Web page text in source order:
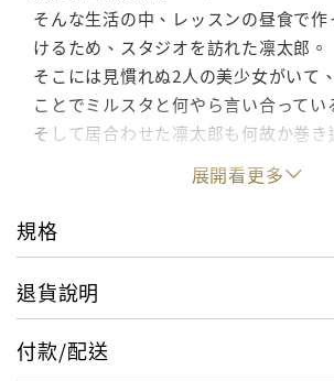
そんな生活の中、レッスンの昼食で作
けるため、スタジオを訪れた凛太郎。
そこには見慣れぬ2人の美少女がいて
ことでミルスタと何やら言い合ってい
そして居合わせた凛太郎も何故か巻き
順風満帆な大人気アイドル3人に、危
展開看更多
規格
退貨說明
付款/配送